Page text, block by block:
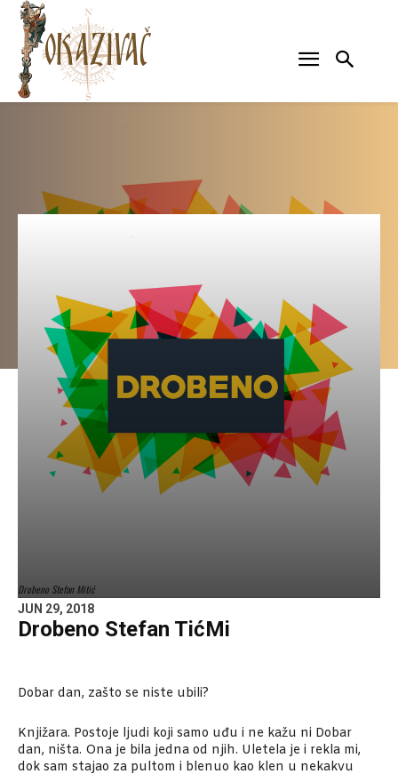
Drobeno Stefan Mitić
JUN 29, 2018
Drobeno Stefan TićMi
Dobar dan, zašto se niste ubili?
Knjižara. Postoje ljudi koji samo uđu i ne kažu ni Dobar
dan, ništa. Ona je bila jedna od njih. Uletela je i rekla mi,
dok sam stajao za pultom i blenuo kao klen u nekakvu